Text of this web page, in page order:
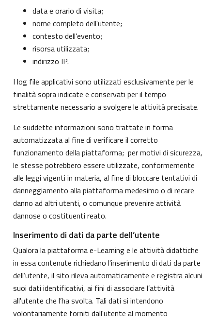
data e orario di visita;
nome completo dell'utente;
contesto dell'evento;
risorsa utilizzata;
indirizzo IP.
I log file applicativi sono utilizzati esclusivamente per le
finalità sopra indicate e conservati per il tempo
strettamente necessario a svolgere le attività precisate.
Le suddette informazioni sono trattate in forma
automatizzata al fine di verificare il corretto
funzionamento della piattaforma; per motivi di sicurezza,
le stesse potrebbero essere utilizzate, conformemente
alle leggi vigenti in materia, al fine di bloccare tentativi di
danneggiamento alla piattaforma medesimo o di recare
danno ad altri utenti, o comunque prevenire attività
dannose o costituenti reato.
Inserimento di dati da parte dell’utente
Qualora la piattaforma e-Learning e le attività didattiche
in essa contenute richiedano l'inserimento di dati da parte
dell’utente, il sito rileva automaticamente e registra alcuni
suoi dati identificativi, ai fini di associare l’attività
all'utente che l’ha svolta. Tali dati si intendono
volontariamente forniti dall'utente al momento